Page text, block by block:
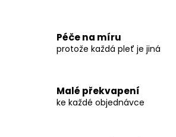
Péče na míru
protože každá pleť je jiná
Malé překvapení
ke každé objednávce